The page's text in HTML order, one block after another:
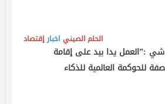
إقتصاد اخبار الحلم الصيني
:”العمل يدا بيد على إقامة
للحوكمة العالمية للذكاء